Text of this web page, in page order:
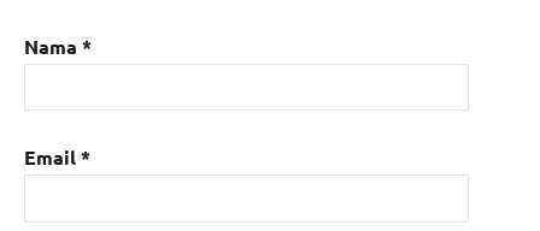
Nama *
Email*